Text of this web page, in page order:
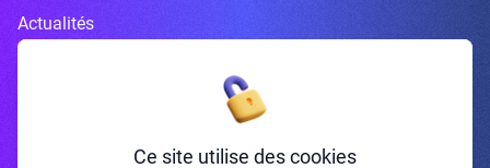
Actualités
Inscrivez-vous à la newsletter
Ce site utilise des cookies